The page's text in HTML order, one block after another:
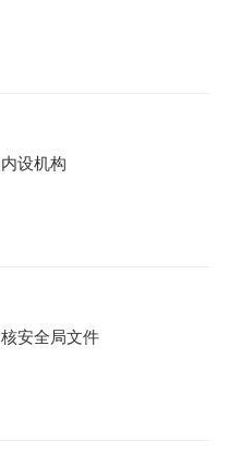
内设机构
核安全局文件